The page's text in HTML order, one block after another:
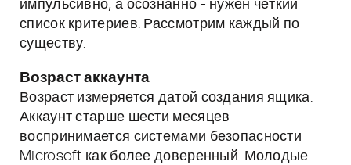
импульсивно, а осознанно - нужен чёткий
список критериев. Рассмотрим каждый по
существу.
Возраст аккаунта
Возраст измеряется датой создания ящика.
Аккаунт старше шести месяцев
воспринимается системами безопасности
Microsoft как более доверенный. Молодые